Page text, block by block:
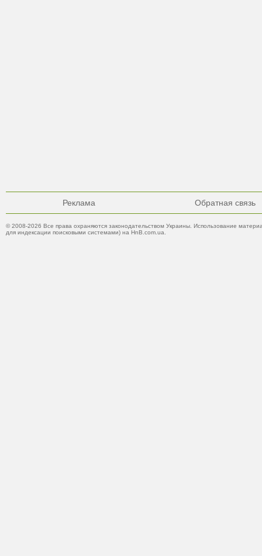
Реклама Обратная связь
© 2008-2026 Все права охраняются законодательством Украины. Использование
для индексации поисковыми системами) на HnB.com.ua.